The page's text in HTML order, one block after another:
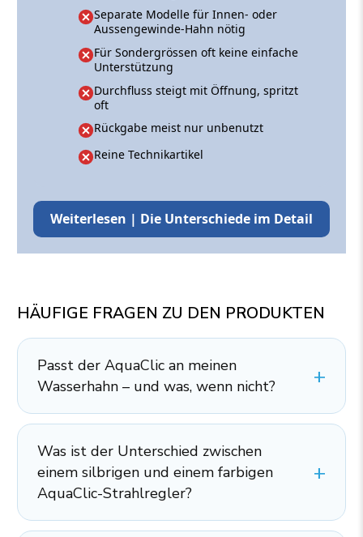
Separate Modelle für Innen- oder
Aussengewinde-Hahn nötig
Für Sondergrössen oft keine einfache
Unterstützung
Durchfluss steigt mit Öffnung, spritzt
oft
Rückgabe meist nur unbenutzt
Reine Technikartikel
Weiterlesen | Die Unterschiede im Detail
HÄUFIGE FRAGEN ZU DEN PRODUKTEN
Passt der AquaClic an meinen
Wasserhahn – und was, wenn nicht?
Was ist der Unterschied zwischen
einem silbrigen und einem farbigen
AquaClic-Strahlregler?